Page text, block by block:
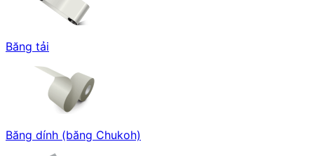
Băng tải
Băng dính (băng Chukoh)